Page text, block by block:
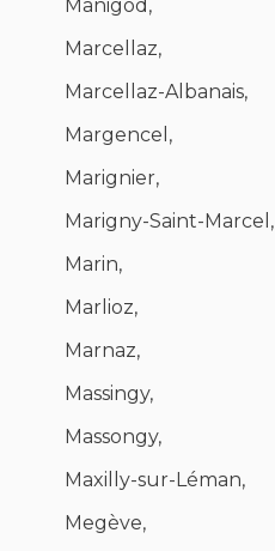
Manigod,
Marcellaz,
Marcellaz-Albanais,
Margencel,
Marignier,
Marigny-Saint-Marcel,
Marin,
Marlioz,
Marnaz,
Massingy,
Massongy,
Maxilly-sur-Léman,
Megève,